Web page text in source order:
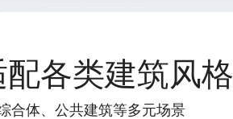
配各类建筑风格
合体、公共建筑等多元场景